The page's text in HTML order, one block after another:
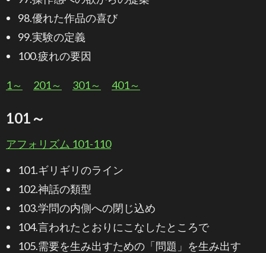
98.優れた作品の喜び
99.実験の定義
100.疲れの要因
1～ 201～ 301～ 401～
101～
アフォリズム 101-110
101.ギリギリのライン
102.神話の類型
103.学問の内側への閉じ込め
104.言われたとおりにこなしたところで
105.需要を生み出すための「問題」を生み出す